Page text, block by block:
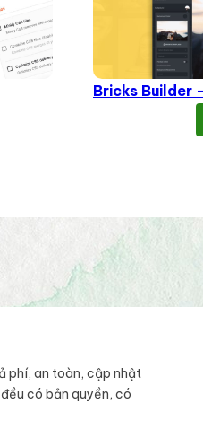
Bricks Builder
phí, an toàn, cập nhật
có bản quyền, có